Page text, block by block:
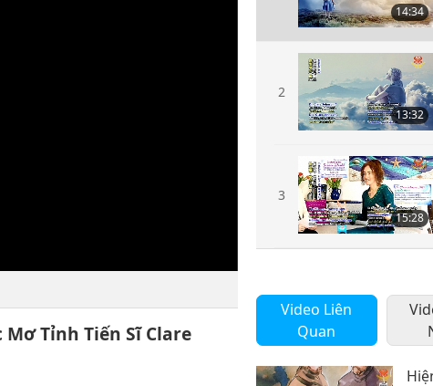
Mơ Tỉnh Tiến Sĩ Clare
14:34
2
13:32
3
15:28
Video Liên
Quan